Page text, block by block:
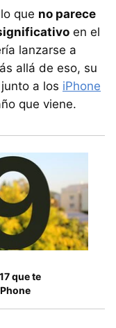
que no parece
en el
lanzarse a
allá de eso, su
a los iPhone
que viene.
que te